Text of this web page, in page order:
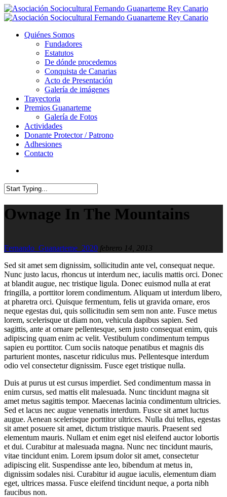
Quiénes Somos
Fundadores
Estatutos
De dónde procedemos
Conquista de Canarias
Acto de Presentación
Galería de imágenes
Trayectoria
Premios Guanarteme
Galería de Fotos
Actividades
Donante Protector / Patrono
Adhesiones
Contacto
Ownage In The Mountains
Fernando_Guanarteme_2020 febrero 14, 2013
Sed sit amet sem dignissim, sollicitudin ante vel, consequat neque.
Nunc justo lacus, rhoncus ut interdum nec, iaculis mattis orci. Donec
at blandit augue, nec tristique ligula. Donec euismod nulla at erat
fringilla, a porttitor lorem condimentum. Aliquam ut interdum libero,
at pharetra orci. Quisque fermentum, felis ut gravida ornare, eros
neque egestas dui, quis sollicitudin sem sem non ante. Fusce metus
lorem, scelerisque ut diam non, vehicula dapibus sapien. Sed
sagittis, ante at ornare pellentesque, sem justo consequat enim, quis
adipiscing quam enim ac velit. Vestibulum condimentum tempus
sapien eu porttitor. Cum sociis natoque penatibus et magnis dis
parturient montes, nascetur ridiculus mus. Pellentesque interdum
odio vel consectetur dignissim. Fusce eget tristique nulla.
Duis at purus ut est cursus imperdiet. Sed condimentum massa in
enim cursus, sed mattis elit malesuada. Nunc tincidunt magna sit
amet metus sagittis tempor. Maecenas lacinia condimentum ultricies.
Sed et lacus nec augue venenatis interdum. Fusce sit amet luctus
augue. Aenean scelerisque porttitor ultrices. Nulla dui tellus, egestas
sit amet posuere sit amet, dictum tristique mauris. Praesent sed
elementum mauris. Nullam et enim eget nisl eleifend auctor lobortis
et dui. Curabitur at malesuada magna. Nunc nec tincidunt mauris,
vitae tincidunt enim. Lorem ipsum dolor sit amet, consectetur
adipiscing elit. Suspendisse ante leo, bibendum at metus in,
dignissim sodales nisi. Curabitur id augue iaculis, elementum diam
eget, ultrices massa. Fusce eleifend tincidunt neque, a porta nibh
faucibus non.